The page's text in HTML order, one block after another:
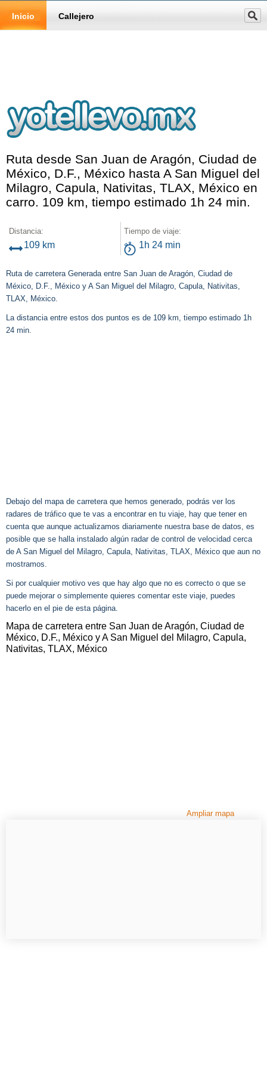
Inicio Callejero
Ruta desde San Juan de Aragón, Ciudad de
México, D.F., México hasta A San Miguel del
Milagro, Capula, Nativitas, TLAX, México en
carro. 109 km, tiempo estimado 1h 24 min.
Distancia:
109 km
Tiempo de viaje:
1h 24 min
Ruta de carretera Generada entre San Juan de Aragón, Ciudad de
México, D.F., México y A San Miguel del Milagro, Capula, Nativitas,
TLAX, México.
La distancia entre estos dos puntos es de 109 km, tiempo estimado 1h
24 min.
Debajo del mapa de carretera que hemos generado, podrás ver los
radares de tráfico que te vas a encontrar en tu viaje, hay que tener en
cuenta que aunque actualizamos diariamente nuestra base de datos, es
posible que se halla instalado algún radar de control de velocidad cerca
de A San Miguel del Milagro, Capula, Nativitas, TLAX, México que aun no
mostramos.
Si por cualquier motivo ves que hay algo que no es correcto o que se
puede mejorar o simplemente quieres comentar este viaje, puedes
hacerlo en el pie de esta página.
Mapa de carretera entre San Juan de Aragón, Ciudad de
México, D.F., México y A San Miguel del Milagro, Capula,
Nativitas, TLAX, México
Ampliar mapa